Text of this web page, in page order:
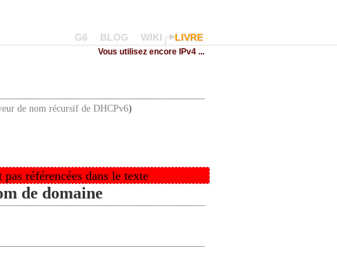
G6 BLOG WIKI LIVRE
Vous utilisez encore IPv4 ...
de nom récursif de DHCPv6)
référencées dans le texte
de domaine